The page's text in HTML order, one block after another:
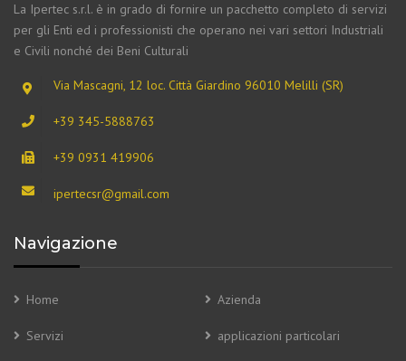
La Ipertec s.r.l. è in grado di fornire un pacchetto completo di servizi
per gli Enti ed i professionisti che operano nei vari settori Industriali
e Civili nonché dei Beni Culturali
Via Mascagni, 12 loc. Città Giardino 96010 Melilli (SR)
+39 345-5888763
+39 0931 419906
ipertecsr@gmail.com
Navigazione
Home Azienda
Servizi applicazioni particolari